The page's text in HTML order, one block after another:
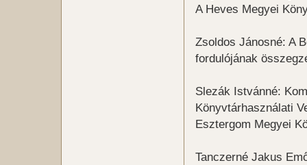
A Heves Megyei
Zsoldos Jánosné: A
fordulójának
Slezák Istvánné:
Könyvtárhasználati
Esztergom Megyei
Tanczerné Jakus